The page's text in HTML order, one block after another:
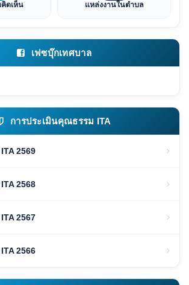
ดเห็น แหล่งงานในตำบล
เฟซบุ๊กเทศบาล
การประเมินคุณธรรม ITA
2569
2568
2567
2566